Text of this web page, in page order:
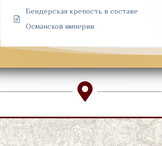
Бендерская крепость в составе
Османской империи
